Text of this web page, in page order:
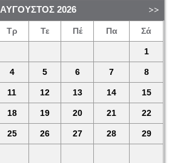
ΑΎΓΟΥΣΤΟΣ 2026
Τρ Τε Πέ Πα Σά
1
4 5 6 7 8
11 12 13 14 15
18 19 20 21 22
25 26 27 28 29